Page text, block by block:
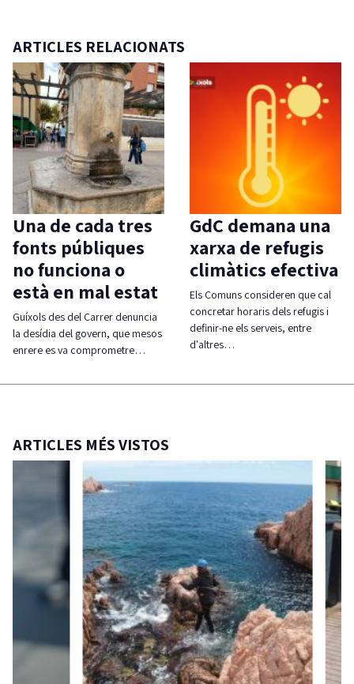
ARTICLES RELACIONATS
Una de cada tres
fonts públiques
no funciona o
està en mal estat
Guíxols des del Carrer denuncia
la desídia del govern, que mesos
enrere es va comprometre…
GdC demana una
xarxa de refugis
climàtics efectiva
Els Comuns consideren que cal
concretar horaris dels refugis i
definir-ne els serveis, entre
d'altres…
ARTICLES MÉS VISTOS